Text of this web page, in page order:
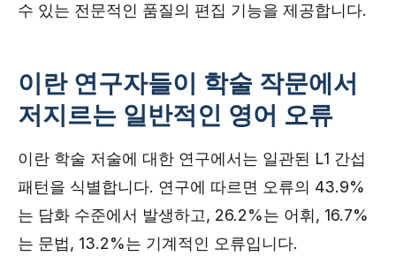
수 있는 전문적인 품질의 편집 기능을 제공합니다.
이란 연구자들이 학술 작문에서
저지르는 일반적인 영어 오류
이란 학술 저술에 대한 연구에서는 일관된 L1 간섭
패턴을 식별합니다. 연구에 따르면 오류의 43.9%
는 담화 수준에서 발생하고, 26.2%는 어휘, 16.7%
는 문법, 13.2%는 기계적인 오류입니다.